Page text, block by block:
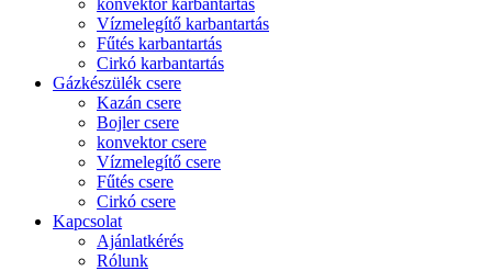
konvektor karbantartás
Vízmelegítő karbantartás
Fűtés karbantartás
Cirkó karbantartás
Gázkészülék csere
Kazán csere
Bojler csere
konvektor csere
Vízmelegítő csere
Fűtés csere
Cirkó csere
Kapcsolat
Ajánlatkérés
Rólunk